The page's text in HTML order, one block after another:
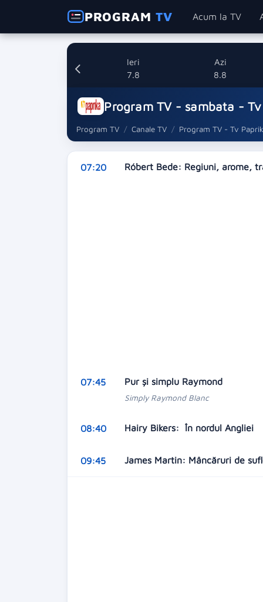
PROGRAMTV Acum la TV
Ieri
7.8
Azi
8.8
Program TV - sambata -
Program TV Canale TV Program TV - Tv
07:20 Róbert Bede: Regiuni, arome,
07:45 Pur şi simplu Raymond
Simply Raymond Blanc
08:40 Hairy Bikers: În nordul Angliei
09:45 James Martin: Mâncăruri de